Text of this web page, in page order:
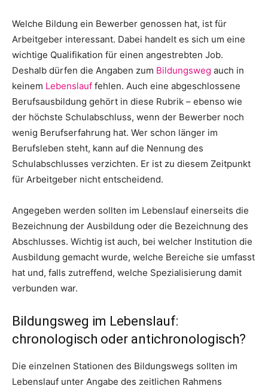
Welche Bildung ein Bewerber genossen hat, ist für
Arbeitgeber interessant. Dabei handelt es sich um eine
wichtige Qualifikation für einen angestrebten Job.
Deshalb dürfen die Angaben zum Bildungsweg auch in
keinem Lebenslauf fehlen. Auch eine abgeschlossene
Berufsausbildung gehört in diese Rubrik – ebenso wie
der höchste Schulabschluss, wenn der Bewerber noch
wenig Berufserfahrung hat. Wer schon länger im
Berufsleben steht, kann auf die Nennung des
Schulabschlusses verzichten. Er ist zu diesem Zeitpunkt
für Arbeitgeber nicht entscheidend.
Angegeben werden sollten im Lebenslauf einerseits die
Bezeichnung der Ausbildung oder die Bezeichnung des
Abschlusses. Wichtig ist auch, bei welcher Institution die
Ausbildung gemacht wurde, welche Bereiche sie umfasst
hat und, falls zutreffend, welche Spezialisierung damit
verbunden war.
Bildungsweg im Lebenslauf:
chronologisch oder antichronologisch?
Die einzelnen Stationen des Bildungswegs sollten im
Lebenslauf unter Angabe des zeitlichen Rahmens